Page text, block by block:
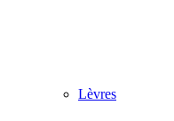
Lèvres